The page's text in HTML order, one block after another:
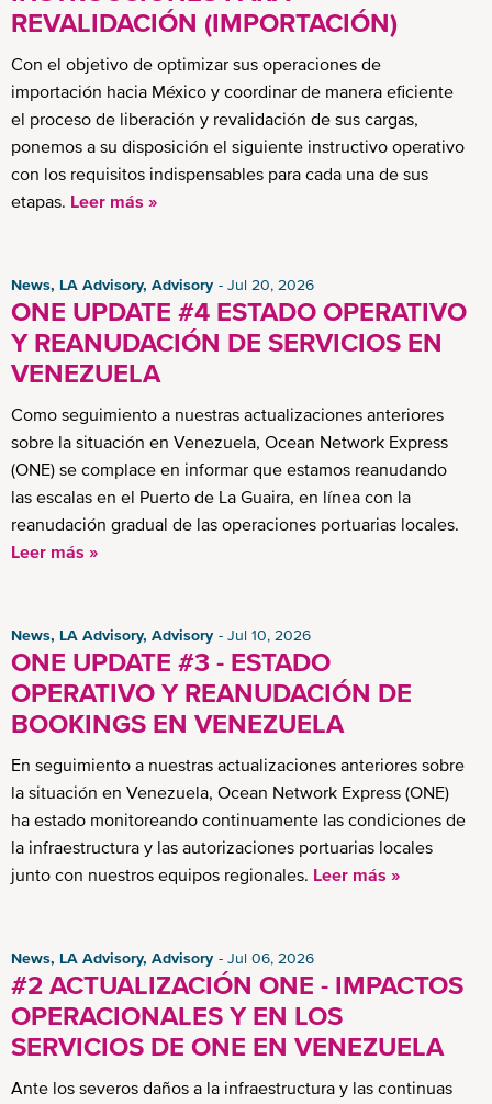
REVALIDACIÓN (IMPORTACIÓN)
Con el objetivo de optimizar sus operaciones de
importación hacia México y coordinar de manera eficiente
el proceso de liberación y revalidación de sus cargas,
ponemos a su disposición el siguiente instructivo operativo
con los requisitos indispensables para cada una de sus
etapas. Leer más »
News, LA Advisory, Advisory Jul 20, 2026
ONE UPDATE #4 ESTADO OPERATIVO
Y REANUDACIÓN DE SERVICIOS EN
VENEZUELA
Como seguimiento a nuestras actualizaciones anteriores
sobre la situación en Venezuela, Ocean Network Express
(ONE) se complace en informar que estamos reanudando
las escalas en el Puerto de La Guaira, en línea con la
reanudación gradual de las operaciones portuarias locales.
Leer más »
News, LA Advisory, Advisory Jul 10, 2026
ONE UPDATE #3 - ESTADO
OPERATIVO Y REANUDACIÓN DE
BOOKINGS EN VENEZUELA
En seguimiento a nuestras actualizaciones anteriores sobre
la situación en Venezuela, Ocean Network Express (ONE)
ha estado monitoreando continuamente las condiciones de
la infraestructura y las autorizaciones portuarias locales
junto con nuestros equipos regionales. Leer más »
News, LA Advisory, Advisory Jul 06, 2026
#2 ACTUALIZACIÓN ONE - IMPACTOS
OPERACIONALES Y EN LOS
SERVICIOS DE ONE EN VENEZUELA
Ante los severos daños a la infraestructura y las continuas